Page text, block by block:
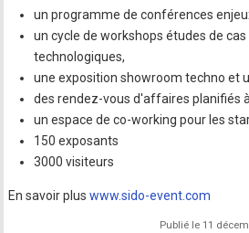
un programme de conférences
un cycle de workshops études de
technologiques,
une exposition showroom techno et
des rendez-vous d'affaires planifiés
un espace de co-working pour les
150 exposants
3000 visiteurs
En savoir pluswww.sido-event.com
Publié le 11